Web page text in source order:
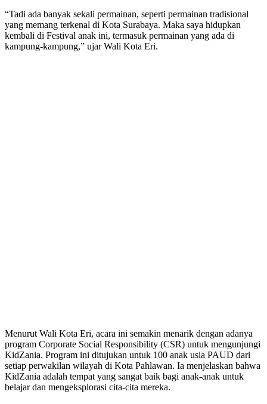
“Tadi ada banyak sekali permainan, seperti permainan tradisional
yang memang terkenal di Kota Surabaya. Maka saya hidupkan
kembali di Festival anak ini, termasuk permainan yang ada di
kampung-kampung,” ujar Wali Kota Eri.
Menurut Wali Kota Eri, acara ini semakin menarik dengan adanya
program Corporate Social Responsibility (CSR) untuk mengunjungi
KidZania. Program ini ditujukan untuk 100 anak usia PAUD dari
setiap perwakilan wilayah di Kota Pahlawan. Ia menjelaskan bahwa
KidZania adalah tempat yang sangat baik bagi anak-anak untuk
belajar dan mengeksplorasi cita-cita mereka.